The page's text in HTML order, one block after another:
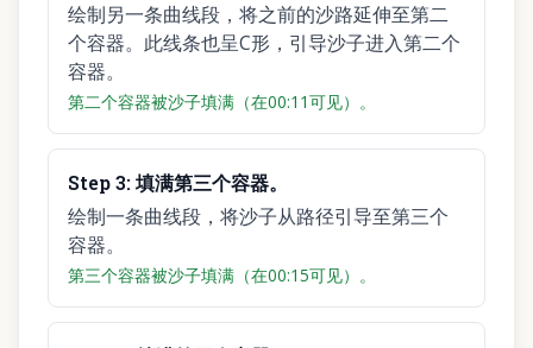
绘制另一条曲线段，将之前的沙路延伸至第二
个容器。此线条也呈C形，引导沙子进入第二个
容器。
第二个容器被沙子填满（在00:11可见）。
Step3:填满第三个容器。
绘制一条曲线段，将沙子从路径引导至第三个
容器。
第三个容器被沙子填满（在00:15可见）。